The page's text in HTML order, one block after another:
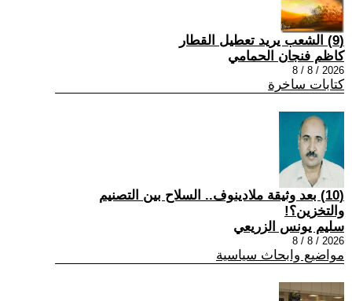
(9) الشعب يريد تعطيل القطار
كاظم فنجان الحمامي
2026 / 8 / 8
كتابات ساخرة
(10) بعد وثيقة ملادينوف.. السلاح بين التصنيم
والتخزين؟!
سليم يونس الزريعي
2026 / 8 / 8
مواضيع وابحاث سياسية